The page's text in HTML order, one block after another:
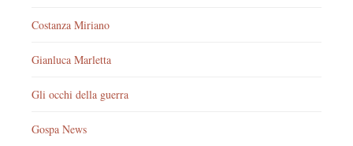
Costanza Miriano
Gianluca Marletta
Gli occhi della guerra
Gospa News